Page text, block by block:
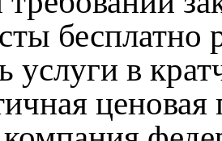
бесплатно
услуги в
ценовая